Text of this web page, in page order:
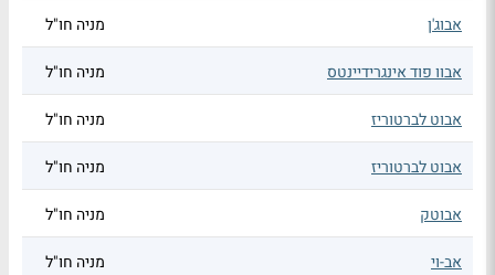
אבוג'ן מניה חו"ל
אבוו פוד אינגרידיינטס מניה חו"ל
אבוט לברטוריז מניה חו"ל
אבוט לברטוריז מניה חו"ל
אבוטק מניה חו"ל
אב-וי מניה חו"ל